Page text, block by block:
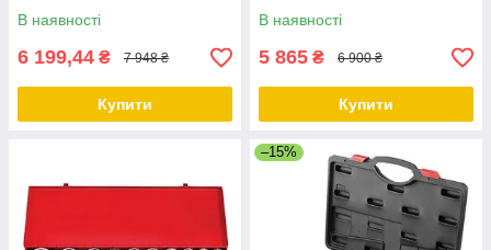
В наявності
6 199,44 ₴ 7 948 ₴
Купити
В наявності
5 865 ₴ 6 900 ₴
Купити
–15%